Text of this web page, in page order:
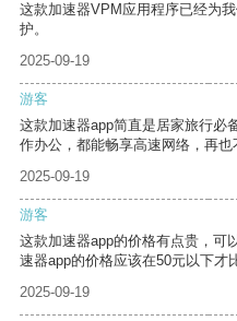
这款加速器VPM应用程序已经为
护。
2025-09-19
游客
这款加速器app简直是居家旅行必
作办公，都能畅享高速网络，再也
2025-09-19
游客
这款加速器app的价格有点贵，可
速器app的价格应该在50元以下才
2025-09-19